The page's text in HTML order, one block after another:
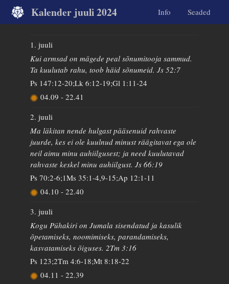
Kalender juuli 2024 Info Seaded
1. juuli
Kui armsad on mägede peal sõnumitooja sammud.
Ta kuulutab rahu, toob häid sõnumeid. Js 52:7
Ps 147:12-20;Lk 6:12-19;Gl 1:11-24
04.09 - 22.41
2. juuli
Ma läkitan nende hulgast pääsenuid rahvaste
juurde, kes ei ole kuulnud minust räägitavat ega ole
neil aimu minu auhiilgusest; ja need kuulutavad
rahvaste keskel minu auhiilgust. Js 66:19
Ps 70:2-6;1Ms 35:1-4,9-15;Ap 12:1-11
04.10 - 22.40
3. juuli
Kogu Pühakiri on Jumala sisendatud ja kasulik
õpetamiseks, noomimiseks, parandamiseks,
kasvatamiseks õiguses. 2Tm 3:16
Ps 123;2Tm 4:6-18;Mt 8:18-22
04.11 - 22.39